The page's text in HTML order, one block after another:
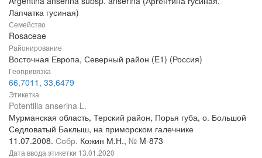
Лапчатка гусиная)
Семейство
Rosaceae
Районирование
Восточная Европа, Северный район (E1) (Россия)
Геопривязка
66,7011, 33,6479
Этикетка
Potentilla anserina L.
Мурманская область, Терский район, Порья губа, о. Большой
Седловатый Баклыш, на приморском галечнике
11.07.2008. Собр. Кожин М.Н., № M-873
Дата ввода этикетки 13.01.2020